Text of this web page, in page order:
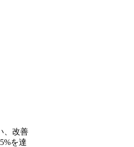
、改善
を達